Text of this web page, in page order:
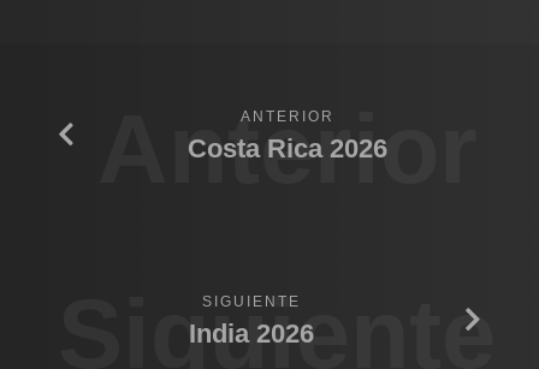
Anterior
ANTERIOR
Costa Rica 2026
Siguiente
SIGUIENTE
India 2026